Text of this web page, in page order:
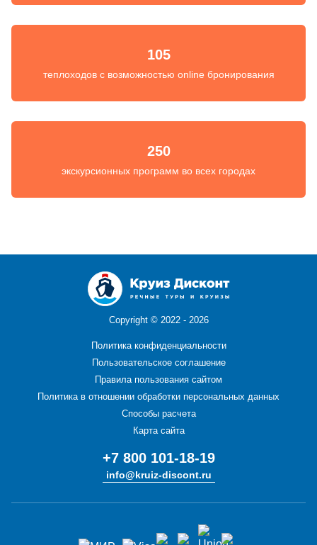
105
теплоходов с возможностью online бронирования
250
экскурсионных программ во всех городах
Copyright © 2022 - 2026
Политика конфиденциальности
Пользовательское соглашение
Правила пользования сайтом
Политика в отношении обработки персональных данных
Способы расчета
Карта сайта
+7 800 101-18-19
info@kruiz-discont.ru